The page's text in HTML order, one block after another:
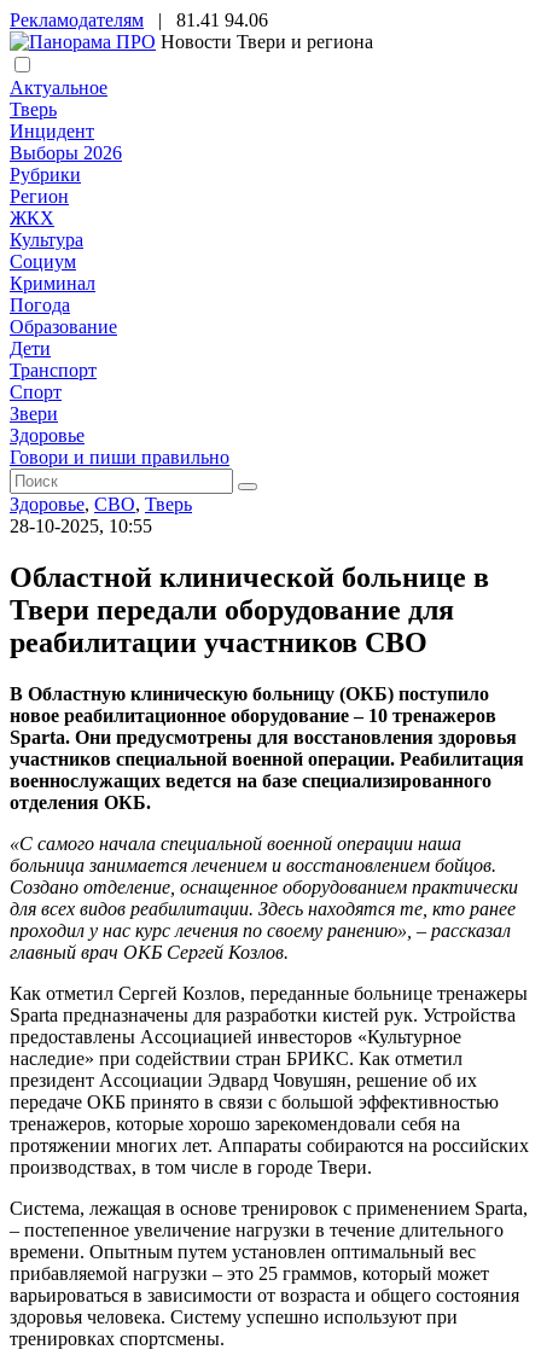
Рекламодателям | 81.41 94.06
Новости Твери и региона
Актуальное
Тверь
Инцидент
Выборы 2026
Рубрики
Регион
ЖКХ
Культура
Социум
Криминал
Погода
Образование
Дети
Транспорт
Спорт
Звери
Здоровье
Говори и пиши правильно
Здоровье, СВО, Тверь
28-10-2025, 10:55
Областной клинической больнице в
Твери передали оборудование для
реабилитации участников СВО
В Областную клиническую больницу (ОКБ) поступило
новое реабилитационное оборудование – 10 тренажеров
Sparta. Они предусмотрены для восстановления здоровья
участников специальной военной операции. Реабилитация
военнослужащих ведется на базе специализированного
отделения ОКБ.
«С самого начала специальной военной операции наша
больница занимается лечением и восстановлением бойцов.
Создано отделение, оснащенное оборудованием практически
для всех видов реабилитации. Здесь находятся те, кто ранее
проходил у нас курс лечения по своему ранению», – рассказал
главный врач ОКБ Сергей Козлов.
Как отметил Сергей Козлов, переданные больнице тренажеры
Sparta предназначены для разработки кистей рук. Устройства
предоставлены Ассоциацией инвесторов «Культурное
наследие» при содействии стран БРИКС. Как отметил
президент Ассоциации Эдвард Човушян, решение об их
передаче ОКБ принято в связи с большой эффективностью
тренажеров, которые хорошо зарекомендовали себя на
протяжении многих лет. Аппараты собираются на российских
производствах, в том числе в городе Твери.
Система, лежащая в основе тренировок с применением Sparta,
– постепенное увеличение нагрузки в течение длительного
времени. Опытным путем установлен оптимальный вес
прибавляемой нагрузки – это 25 граммов, который может
варьироваться в зависимости от возраста и общего состояния
здоровья человека. Систему успешно используют при
тренировках спортсмены.